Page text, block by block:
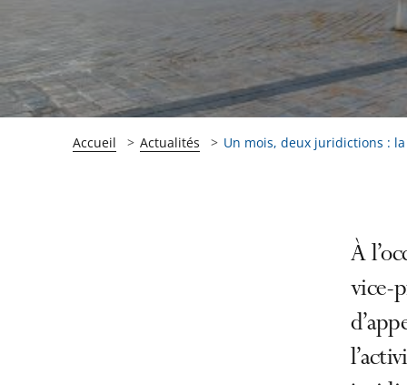
Accueil Actualités Un mois, deux juridictions :
À
vice-